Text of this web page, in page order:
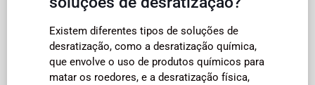
Existem diferentes tipos de soluções de
desratização, como a desratização química,
que envolve o uso de produtos químicos para
matar os roedores, e a desratização física,